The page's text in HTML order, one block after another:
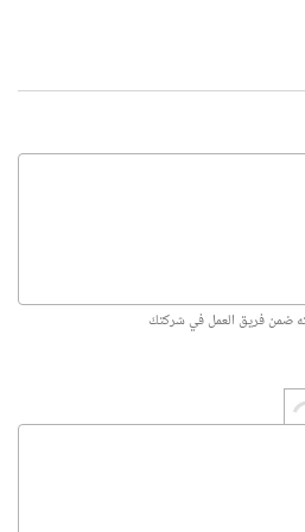
ضمن فريق العمل في شركتك